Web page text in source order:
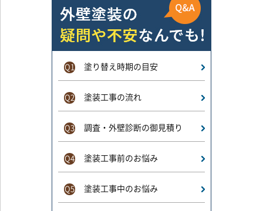
Q1 塗り替え時期の目安
Q2 塗装工事の流れ
Q3 調査・外壁診断の御見積り
Q4 塗装工事前のお悩み
Q5 塗装工事中のお悩み